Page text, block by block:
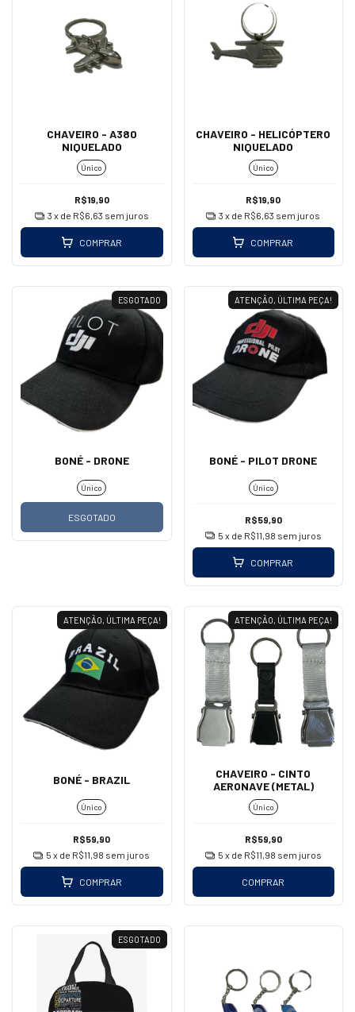
CHAVEIRO - A380
NIQUELADO
Único
R$19,90
3 x de R$6,63 sem juros
COMPRAR
CHAVEIRO - HELICÓPTERO
NIQUELADO
Único
R$19,90
3 x de R$6,63 sem juros
COMPRAR
ESGOTADO
BONÉ - DRONE
Único
ESGOTADO
ATENÇÃO, ÚLTIMA PEÇA!
BONÉ - PILOT DRONE
Único
R$59,90
5 x de R$11,98 sem juros
COMPRAR
ATENÇÃO, ÚLTIMA PEÇA!
BONÉ - BRAZIL
Único
R$59,90
5 x de R$11,98 sem juros
COMPRAR
ATENÇÃO, ÚLTIMA PEÇA!
CHAVEIRO - CINTO
AERONAVE (METAL)
Único
R$59,90
5 x de R$11,98 sem juros
COMPRAR
ESGOTADO